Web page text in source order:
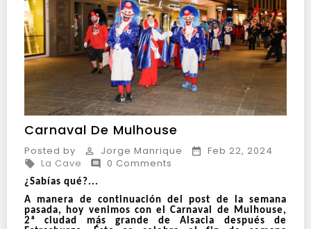
Carnaval De Mulhouse
Posted by  Jorge Manrique  Feb 22, 2024
 La Cave  0 Comments
¿Sabías qué?...
A manera de continuación del post de la semana
pasada, hoy venimos con el Carnaval de Mulhouse,
2ª ciudad más grande de Alsacia después de